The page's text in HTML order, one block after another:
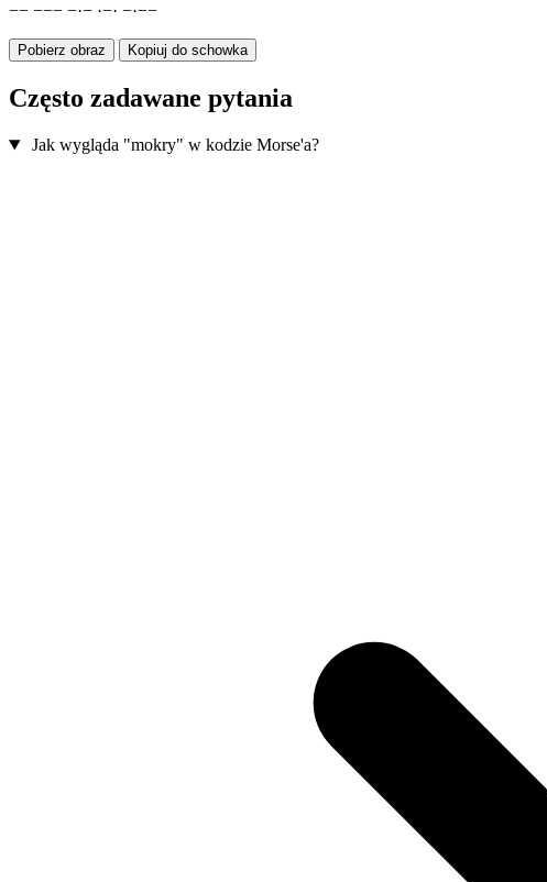
−− −−− −·− ·−· −·−−
Pobierz obraz Kopiuj do schowka
Często zadawane pytania
Jak wygląda "mokry" w kodzie Morse'a?